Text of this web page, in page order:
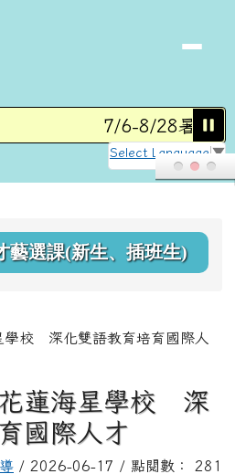
7/6-8/28暑假營
Select Language ▼
藝選課(新生、插班生)
學校 深化雙語教育培育國際人
蓮海星學校 深
國際人才
/ 2026-06-17 / 點閱數： 281